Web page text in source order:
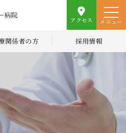
アクセス メニュー
関係者の方 採用情報